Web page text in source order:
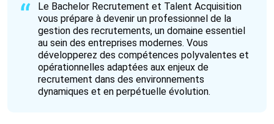
Le Bachelor Recrutement et Talent Acquisition
vous prépare à devenir un professionnel de la
gestion des recrutements, un domaine essentiel
au sein des entreprises modernes. Vous
développerez des compétences polyvalentes et
opérationnelles adaptées aux enjeux de
recrutement dans des environnements
dynamiques et en perpétuelle évolution.